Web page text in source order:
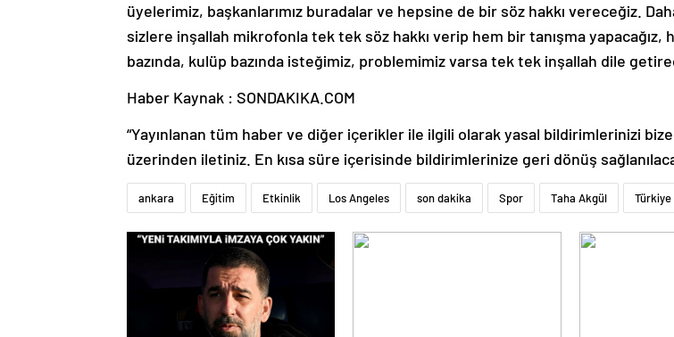
üyelerimiz, başkanlarımız buradalar ve hepsine de bir söz hakkı vereceğiz.
sizlere inşallah mikrofonla tek tek söz hakkı verip hem bir tanışma yapacağız,
bazında, kulüp bazında isteğimiz, problemimiz varsa tek tek inşallah dile
Haber Kaynak : SONDAKIKA.COM
“Yayınlanan tüm haber ve diğer içerikler ile ilgili olarak yasal bildirimlerinizi
üzerinden iletiniz. En kısa süre içerisinde bildirimlerinize geri dönüş
ankara Eğitim Etkinlik Los Angeles son dakika Spor Taha Akgül Türkiye